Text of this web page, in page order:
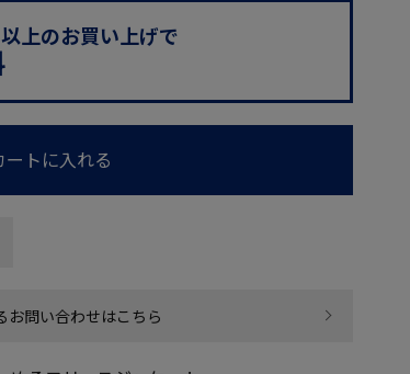
上のお買い上げで
ートに入れる
お問い合わせはこちら